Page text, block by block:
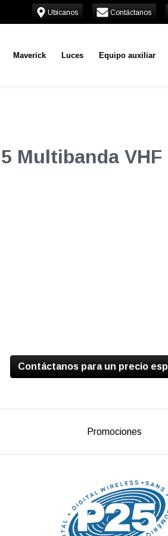
Ubícanos Contáctanos
Maverick Luces Equipo auxiliar
Multibanda VHF
Contáctanos para un precio
Promociones